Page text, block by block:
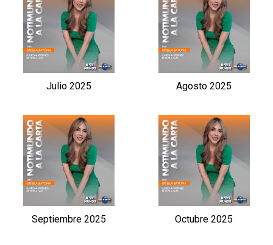
Julio 2025 Agosto 2025
Septiembre 2025 Octubre 2025